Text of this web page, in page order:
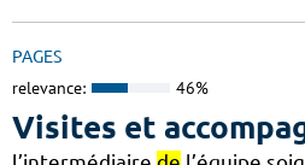
PAGES
relevance: 46%
Visites et